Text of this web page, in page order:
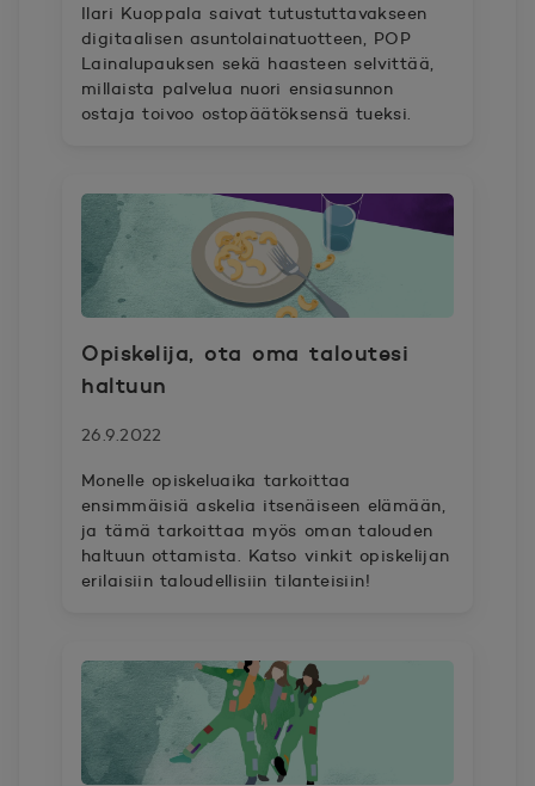
Ilari Kuoppala saivat tutustuttavakseen
digitaalisen asuntolainatuotteen, POP
Lainalupauksen sekä haasteen selvittää,
millaista palvelua nuori ensiasunnon
ostaja toivoo ostopäätöksensä tueksi.
Opiskelija, ota oma taloutesi
haltuun
26.9.2022
Monelle opiskeluaika tarkoittaa
ensimmäisiä askelia itsenäiseen elämään,
ja tämä tarkoittaa myös oman talouden
haltuun ottamista. Katso vinkit opiskelijan
erilaisiin taloudellisiin tilanteisiin!